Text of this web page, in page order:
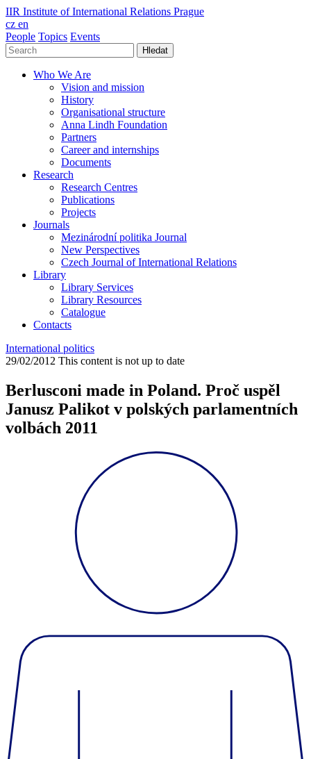
IIR Institute of International Relations Prague
cz en
People Topics Events
Hledat
Who We Are
Vision and mission
History
Organisational structure
Anna Lindh Foundation
Partners
Career and internships
Documents
Research
Research Centres
Publications
Projects
Journals
Mezinárodní politika Journal
New Perspectives
Czech Journal of International Relations
Library
Library Services
Library Resources
Catalogue
Contacts
International politics
29/02/2012 This content is not up to date
Berlusconi made in Poland. Proč uspěl
Janusz Palikot v polských parlamentních
volbách 2011